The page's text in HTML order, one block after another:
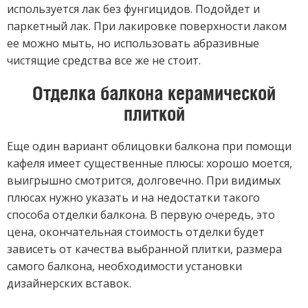
используется лак без фунгицидов. Подойдет и
паркетный лак. При лакировке поверхности лаком
ее можно мыть, но использовать абразивные
чистящие средства все же не стоит.
Отделка балкона керамической
плиткой
Еще один вариант облицовки балкона при помощи
кафеля имеет существенные плюсы: хорошо моется,
выигрышно смотрится, долговечно. При видимых
плюсах нужно указать и на недостатки такого
способа отделки балкона. В первую очередь, это
цена, окончательная стоимость отделки будет
зависеть от качества выбранной плитки, размера
самого балкона, необходимости установки
дизайнерских вставок.